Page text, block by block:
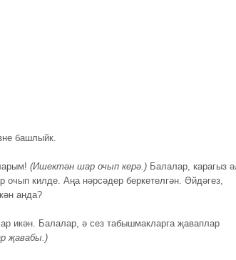
башлыйк.
(Ишектән шар очып керә.) Балалар, карагыз
очып килде. Аңа нәрсәдер беркетелгән. Әйдәгез,
анда?
икән. Балалар, ә сез табышмакларга җаваплар
җавабы.)